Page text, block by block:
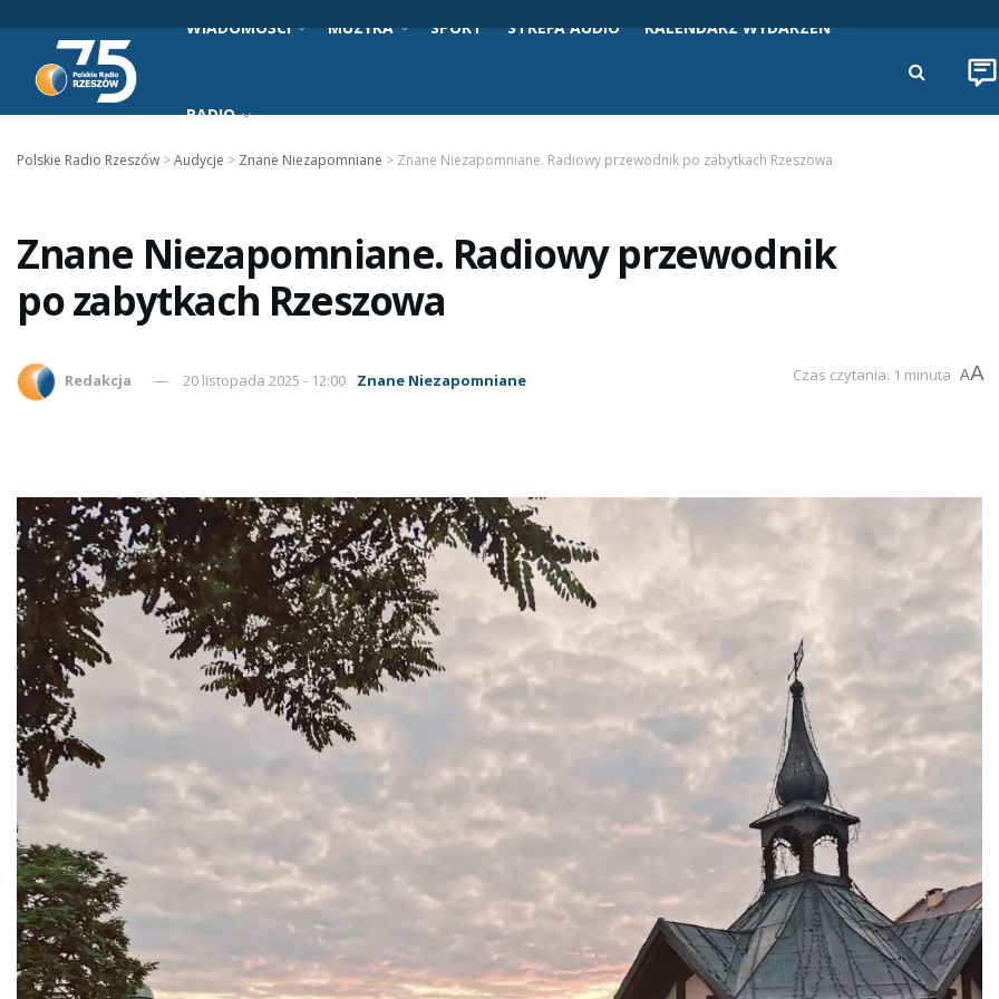
WIADOMOŚCI MUZYKA SPORT STREFA AUDIO KALENDARZ WYDARZEŃ
RADIO
Polskie Radio Rzeszów >Audycje > Znane Niezapomniane > Znane Niezapomniane. Radiowy przewodnik po zabytkach Rzeszowa
Znane Niezapomniane. Radiowy przewodnik
po zabytkach Rzeszowa
Redakcja 20 listopada 2025 - 12:00 Znane Niezapomniane Czas czytania: 1 minuta AA